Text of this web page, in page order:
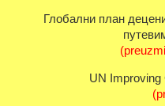
Глобални план
UN Improving